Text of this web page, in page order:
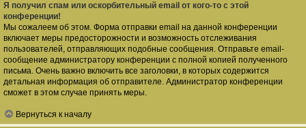
Я получил спам или оскорбительный email от кого-то с этой
конференции!
Мы сожалеем об этом. Форма отправки email на данной конференции
включает меры предосторожности и возможность отслеживания
пользователей, отправляющих подобные сообщения. Отправьте email-
сообщение администратору конференции с полной копией полученного
письма. Очень важно включить все заголовки, в которых содержится
детальная информация об отправителе. Администратор конференции
сможет в этом случае принять меры.
Вернуться к началу